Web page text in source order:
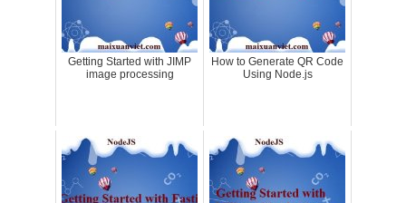
Getting Started with JIMP
image processing
How to Generate QR Code
Using Node.js